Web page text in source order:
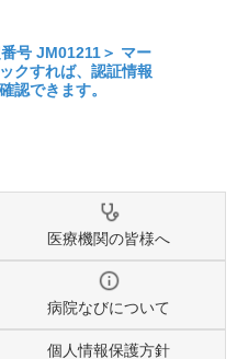
医療機関の皆様へ
病院なびについて
個人情報保護方針